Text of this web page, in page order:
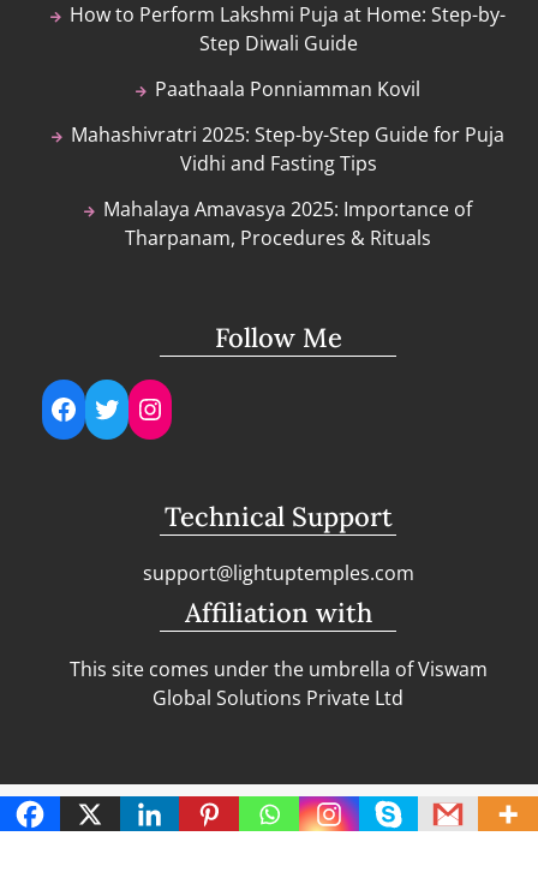
How to Perform Lakshmi Puja at Home: Step-by-
Step Diwali Guide
Paathaala Ponniamman Kovil
Mahashivratri 2025: Step-by-Step Guide for Puja
Vidhi and Fasting Tips
Mahalaya Amavasya 2025: Importance of
Tharpanam, Procedures & Rituals
Follow Me
Facebook
TwitterInstagram
Technical Support
support@lightuptemples.com
Affiliation with
This site comes under the umbrella of Viswam
Global Solutions Private Ltd